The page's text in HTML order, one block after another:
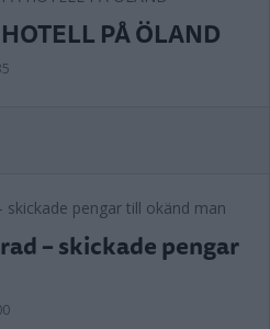
PÅ ÖLAND
– skickade pengar